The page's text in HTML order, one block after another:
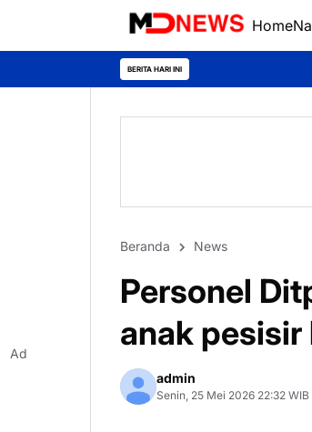
Home
BERITA HARI INI
Beranda News
‎Personel
anak pesisir
admin
Senin, 25 Mei 2026 22:32 WIB
Ad